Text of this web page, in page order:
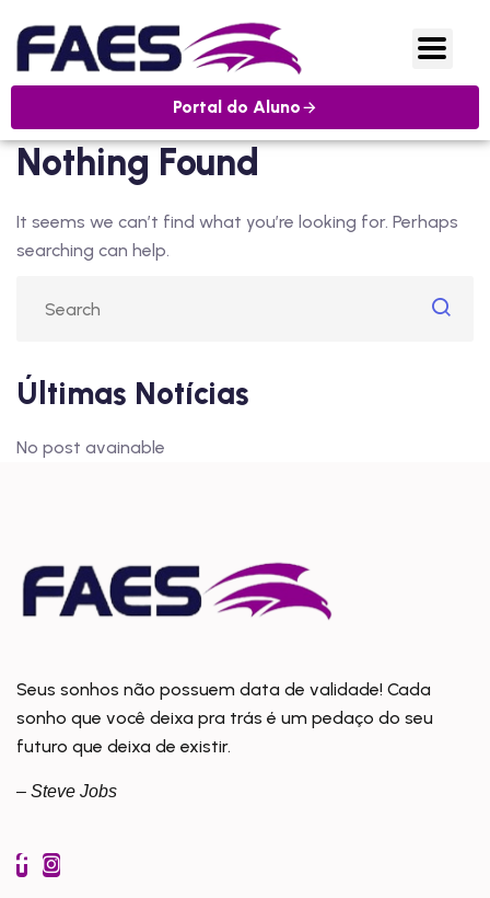
Portal do Aluno
Nothing Found
It seems we can’t find what you’re looking for. Perhaps
searching can help.
Últimas Notícias
No post avainable
Seus sonhos não possuem data de validade! Cada
sonho que você deixa pra trás é um pedaço do seu
futuro que deixa de existir.
– Steve Jobs